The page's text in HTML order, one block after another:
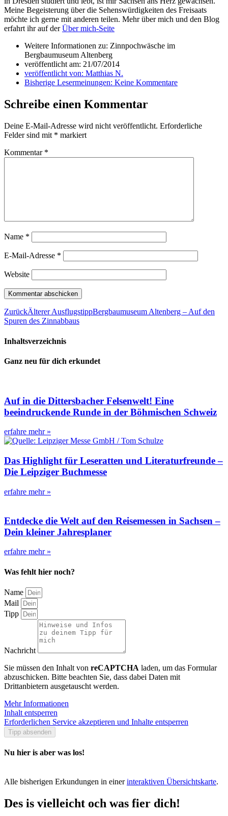
Meine Begeisterung über die Sehenswürdigkeiten des Freisaats
möchte ich gerne mit anderen teilen. Mehr über mich und den Blog
erfahrt ihr auf derÜber mich-Seite
Weitere Informationen zu: Zinnpochwäsche im
Bergbaumuseum Altenberg
veröffentlicht am: 21/07/2014
veröffentlicht von: Matthias N.
Bisherige Lesermeinungen: Keine Kommentare
Schreibe einen Kommentar
Deine E-Mail-Adresse wird nicht veröffentlicht. Erforderliche
Felder sind mit * markiert
Kommentar *
Name *
E-Mail-Adresse *
Website
ZurückÄlterer AusflugstippBergbaumuseum Altenberg – Auf den
Spuren des Zinnabbaus
Inhaltsverzeichnis
Ganz neu für dich erkundet
Auf in die Dittersbacher Felsenwelt! Eine
beeindruckende Runde in der Böhmischen Schweiz
erfahre mehr »
Das Highlight für Leseratten und Literaturfreunde –
Die Leipziger Buchmesse
erfahre mehr »
Entdecke die Welt auf den Reisemessen in Sachsen –
Dein kleiner Jahresplaner
erfahre mehr »
Was fehlt hier noch?
Name
Mail
Tipp
Nachricht
Sie müssen den Inhalt von reCAPTCHA laden, um das Formular
abzuschicken. Bitte beachten Sie, dass dabei Daten mit
Drittanbietern ausgetauscht werden.
Mehr Informationen
Inhalt entsperren
Erforderlichen Service akzeptieren und Inhalte entsperren
Tipp absenden
Nu hier is aber was los!
Alle bisherigen Erkundungen in einerinteraktiven Übersichtskarte.
Des is vielleicht och was fier dich!